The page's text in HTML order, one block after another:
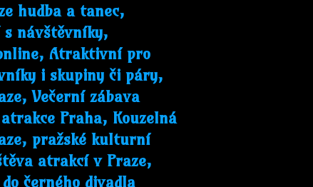
hudba a tanec,
návštěvníky,
Atraktivní pro
i skupiny či páry,
Večerní zábava
Praha, Kouzelná
pražské kulturní
atrakcí v Praze,
černého divadla